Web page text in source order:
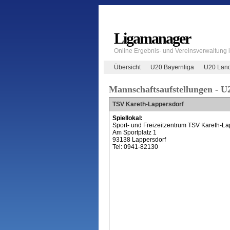
Ligamanager
Online Ergebnis- und Vereinsverwaltung
Übersicht U20 Bayernliga U20
Mannschaftsaufstellungen -
TSV Kareth-Lappersdorf
Spiellokal:
Sport- und Freizeitzentrum TSV Kareth-
Am Sportplatz 1
93138 Lappersdorf
Tel: 0941-82130